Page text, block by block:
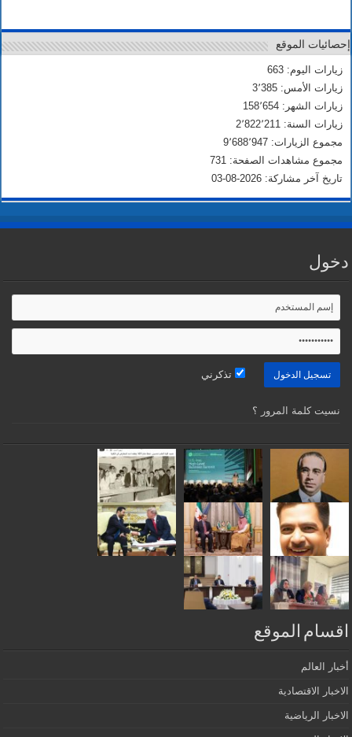
إحصائيات الموقع
زيارات اليوم: 663
زيارات الأمس: 3٬385
زيارات الشهر: 158٬654
زيارات السنة: 2٬822٬211
مجموع الزيارات: 9٬688٬947
مجموع مشاهدات الصفحة: 731
تاريخ آخر مشاركة: 2026-08-03
دخول
تذكرني
نسيت كلمة المرور ؟
اقسام الموقع
أخبار العالم
الاخبار الاقتصادية
الاخبار الرياضية